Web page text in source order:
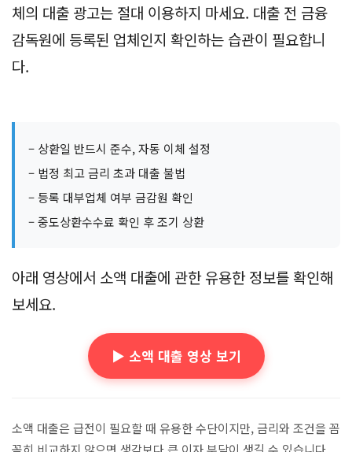
며칠 연체도 신용정보원에 기록될 수 있으니 상환일을
반드시 지켜야 합니다. 자동 이체를 설정해두면 실수로
인한 연체를 예방할 수 있습니다.
또한
20%)를 초과하는 대출은 불법이며, 등록되지 않은 업
체의 대출 광고는 절대 이용하지 마세요. 대출 전 금융
감독원에 등록된 업체인지 확인하는 습관이 필요합니
다.
– 상환일 반드시 준수, 자동 이체 설정
– 법정 최고 금리 초과 대출 불법
– 등록 대부업체 여부 금감원 확인
– 중도상환수수료 확인 후 조기 상환
아래 영상에서 소액 대출에 관한 유용한 정보를 확인해